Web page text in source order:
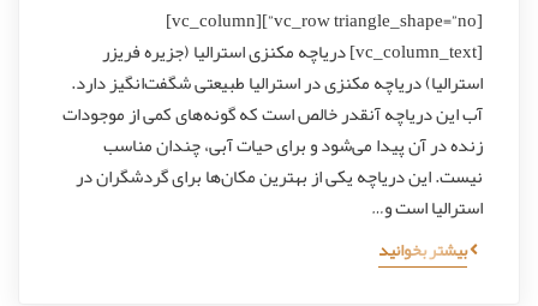
[vc_row triangle_shape=”no”][vc_column]
[vc_column_text] دریاچه مکنزی استرالیا (جزیره فریزر
استرالیا) دریاچه مکنزی در استرالیا طبیعتی شگفت‌انگیز دارد.
آب این دریاچه آنقدر خالص است که گونه‌های کمی از موجودات
زنده در آن پیدا می‌شود و برای حیات آبی، چندان مناسب
نیست. این دریاچه یکی از بهترین مکان‌ها برای گردشگران در
استرالیا است و…
بیشتر بخوانید